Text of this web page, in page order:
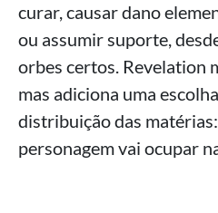
curar, causar dano
ou assumir suporte,
orbes certos. Revelation
mas adiciona uma
distribuição das
personagem vai ocupar